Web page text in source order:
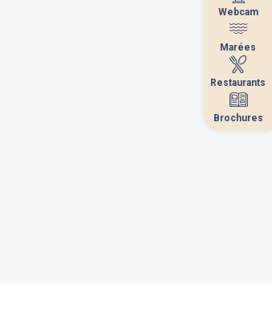
Webcam
Marées
Restaurants
Brochures